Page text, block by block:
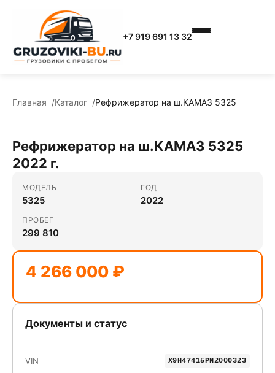
+7 919 691 13 32
Главная Каталог Рефрижератор на ш.КАМАЗ 5325
Рефрижератор на ш.КАМАЗ 5325
2022 г.
МОДЕЛЬ
5325
ГОД
2022
ПРОБЕГ
299 810
4 266 000 ₽
Документы и статус
VIN X9H47415PN2000323